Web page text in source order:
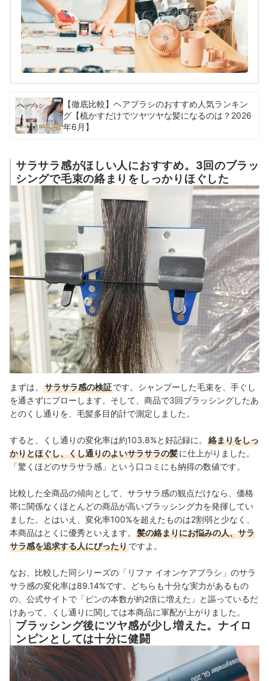
【徹底比較】ヘアブラシのおすすめ人気ランキン
グ【梳かすだけでツヤツヤな髪になるのは？2026
年6月】
サラサラ感がほしい人におすすめ。3回のブラッ
シングで毛束の絡まりをしっかりほぐした
まずは、 サラサラ感の検証です。 シャンプーした毛束を、手ぐし
を通さずにブローします。そして、商品で3回ブラッシングしたあ
とのくし通りを、毛髪多目的計で測定しました。
すると、くし通りの変化率は約103.8%と好記録に。
絡まりをしっ
かりとほぐし、くし通りのよいサラサラの髪に仕上がりました。
「驚くほどのサラサラ感」という口コミにも納得の数値です。
比較した全商品の傾向として、サラサラ感の観点だけなら、価格
帯に関係なくほとんどの商品が高いブラッシング力を発揮してい
ました。とはいえ、 変化率100%を超えたものは2割弱と少なく、
本商品はとくに優秀といえます。
髪の絡まりにお悩みの人、サラ
サラ感を追求する人にぴったりですよ。
なお、 比較した同シリーズの「 リファ イオンケアブラシ」のサラ
サラ感の変化率は89.14%です。どちらも十分な実力があるもの
の、公式サイトで「ピンの本数が約2倍に増えた」と謳っているだ
けあって、くし通りに関しては本商品に軍配が上がりました。
ブラッシング後にツヤ感が少し増えた。ナイロ
ンピンとしては十分に健闘